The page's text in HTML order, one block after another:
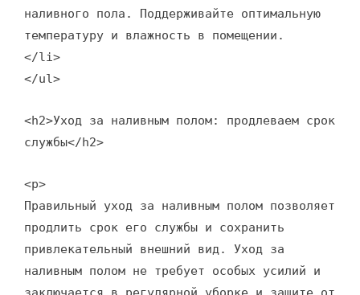
наливного пола. Поддерживайте оптимальную
температуру и влажность в помещении.
</li>
</ul>
<h2>Уход за наливным полом: продлеваем срок
службы</h2>
<p>
Правильный уход за наливным полом позволяет
продлить срок его службы и сохранить
привлекательный внешний вид. Уход за
наливным полом не требует особых усилий и